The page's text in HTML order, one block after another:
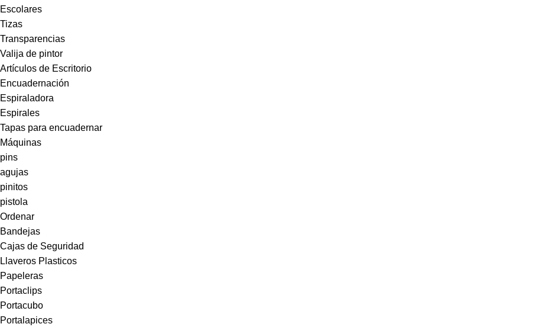
Escolares
Tizas
Transparencias
Valija de pintor
Artículos de Escritorio
Encuadernación
Espiraladora
Espirales
Tapas para encuadernar
Máquinas
pins
agujas
pinitos
pistola
Ordenar
Bandejas
Cajas de Seguridad
Llaveros Plasticos
Papeleras
Portaclips
Portacubo
Portalapices